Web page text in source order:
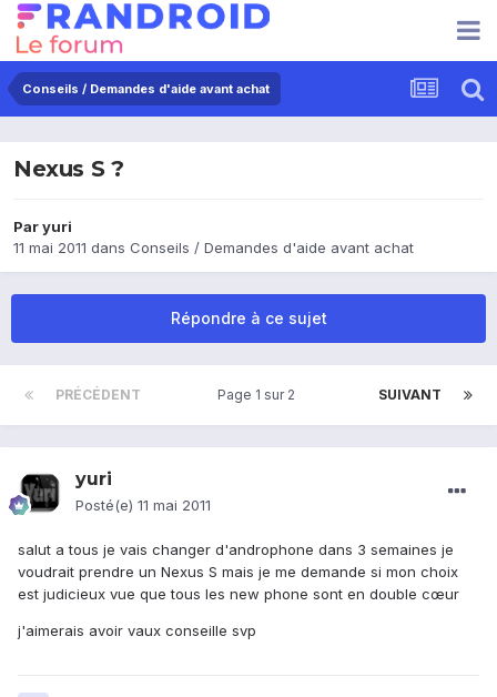
Conseils / Demandes d'aide avant achat
Nexus S ?
Paryuri
11 mai 2011 dans Conseils / Demandes d'aide avant achat
Répondre à ce sujet
PRÉCÉDENT SUIVANT
Page 1 sur 2
yuri
Posté(e) 11 mai 2011
salut a tous je vais changer d'androphone dans 3 semaines je
voudrait prendre un Nexus S mais je me demande si mon choix
est judicieux vue que tous les new phone sont en double cœur
j'aimerais avoir vaux conseille svp